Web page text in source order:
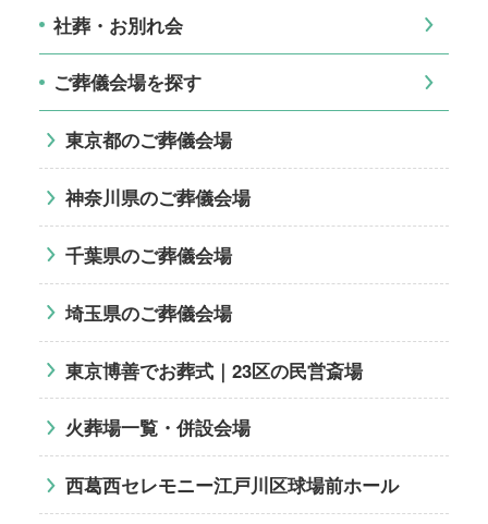
社葬・お別れ会
ご葬儀会場を探す
東京都のご葬儀会場
神奈川県のご葬儀会場
千葉県のご葬儀会場
埼玉県のご葬儀会場
東京博善でお葬式｜23区の民営斎場
火葬場一覧・併設会場
西葛西セレモニー江戸川区球場前ホール